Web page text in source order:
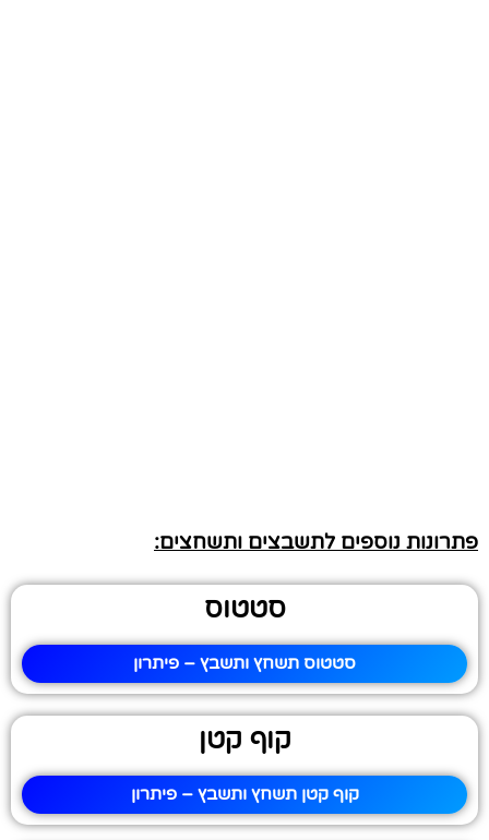
פתרונות נוספים לתשבצים ותשחצים:
סטטוס
סטטוס תשחץ ותשבץ – פיתרון
קוף קטן
קוף קטן תשחץ ותשבץ – פיתרון